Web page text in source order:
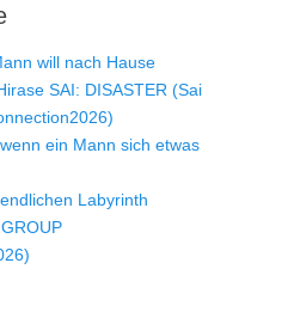
will nach Hause
SAI: DISASTER (Sai
ein Mann sich etwas
Labyrinth